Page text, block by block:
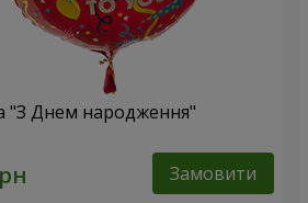
"З Днем народження"
Замовити